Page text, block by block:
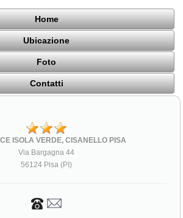
Home
Ubicazione
Foto
Contatti
ISOLA VERDE, CISANELLO PISA
Via Bargagna 44
56124 Pisa (PI)